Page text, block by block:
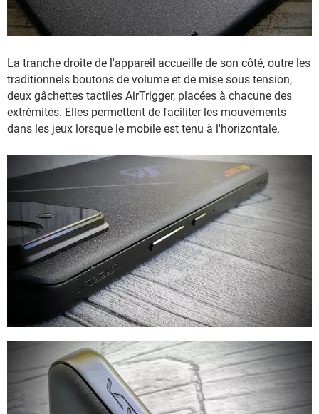
La tranche droite de l'appareil accueille de son côté, outre les
traditionnels boutons de volume et de mise sous tension,
deux gâchettes tactiles AirTrigger, placées à chacune des
extrémités. Elles permettent de faciliter les mouvements
dans les jeux lorsque le mobile est tenu à l'horizontale.